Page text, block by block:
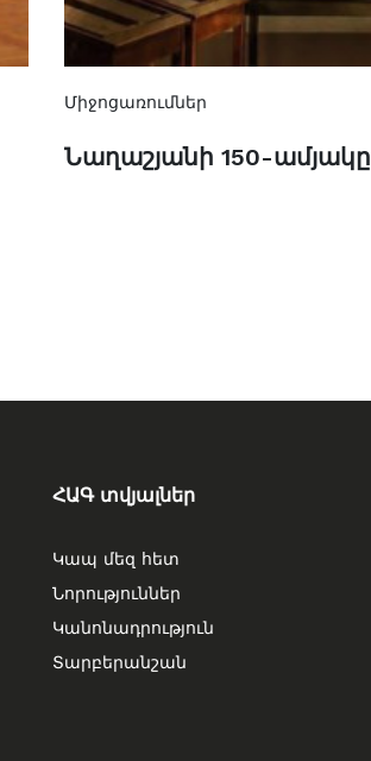
Միջոցառումներ
Նաղաշյանի 150-ամյակը
ՀԱԳ տվյալներ
Կապ մեզ հետ
Նորություններ
Կանոնադրություն
Տարբերանշան